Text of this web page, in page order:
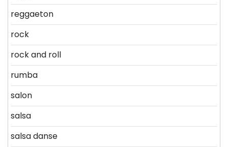
reggaeton
rock
rock and roll
rumba
salon
salsa
salsa danse